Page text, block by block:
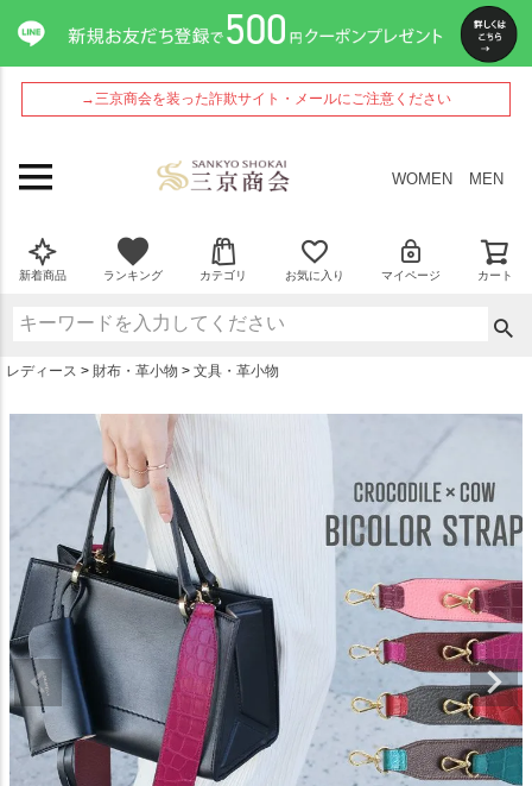
→三京商会を装った詐欺サイト・メールにご注意ください
WOMEN MEN
新着商品 ランキング カテゴリ お気に入り マイページ カート
レディース 財布・革小物 文具・革小物
ペー
ジト
ップ
へ